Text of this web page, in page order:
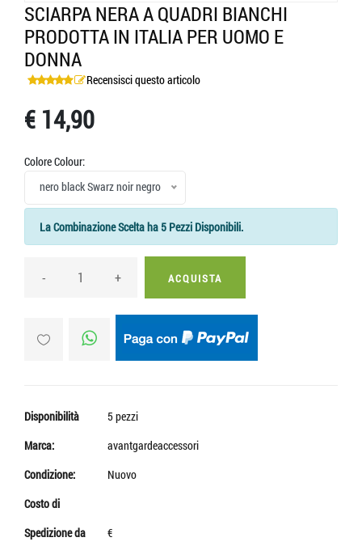
SCIARPA NERA A QUADRI BIANCHI
PRODOTTA IN ITALIA PER UOMO E
DONNA
Recensisci questo articolo
€ 14,90
Colore Colour:
nero black Swarz noir negro
La Combinazione Scelta ha 5 Pezzi Disponibili.
- + ACQUISTA
Disponibilità
5 pezzi
Marca:
avantgardeaccessori
Condizione:
Nuovo
Costo di
Spedizione da
€